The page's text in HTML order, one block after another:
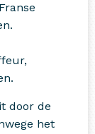
door de
het